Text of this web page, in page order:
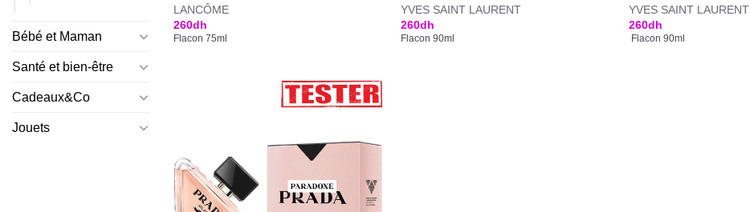
Bébé et Maman
Santé et bien-être
Cadeaux&Co
Jouets
LANCÔME
260dh
Flacon 75ml
YVES SAINT LAURENT
260dh
Flacon 90ml
YVES SAINT LAURENT
260dh
Flacon 90ml